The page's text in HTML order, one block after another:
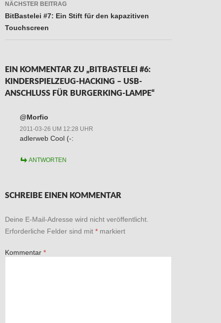
NÄCHSTER BEITRAG
BitBastelei #7: Ein Stift für den kapazitiven
Touchscreen
EIN KOMMENTAR ZU „BITBASTELEI #6:
KINDERSPIELZEUG-HACKING – USB-
ANSCHLUSS FÜR BURGERKING-LAMPE“
@Morfio
2011-03-26 UM 12:28 UHR
adlerweb Cool (-:
ANTWORTEN
SCHREIBE EINEN KOMMENTAR
Deine E-Mail-Adresse wird nicht veröffentlicht.
Erforderliche Felder sind mit * markiert
Kommentar *